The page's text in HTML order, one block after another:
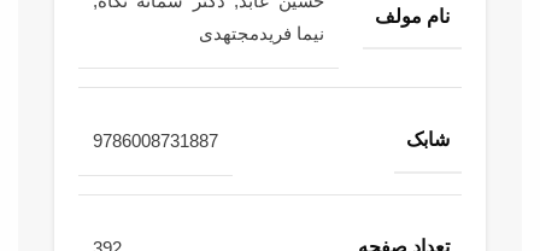
نام مولف
نیما فریدمجتهدی
شابک 9786008731887
تعداد صفحه